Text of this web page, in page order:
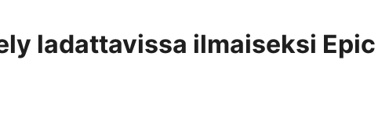
ladattavissa ilmaiseksi Epic